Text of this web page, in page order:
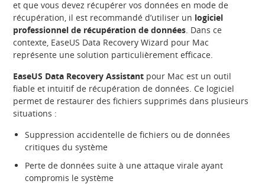
et que vous devez récupérer vos données en mode de
récupération, il est recommandé d’utiliser un logiciel
professionnel de récupération de données . Dans ce
contexte, EaseUS Data Recovery Wizard pour Mac
représente une solution particulièrement efficace.
EaseUS Data Recovery Assistant pour Mac est un outil
fiable et intuitif de récupération de données. Ce logiciel
permet de restaurer des fichiers supprimés dans plusieurs
situations :
Suppression accidentelle de fichiers ou de données
critiques du système
Perte de données suite à une attaque virale ayant
compromis le système